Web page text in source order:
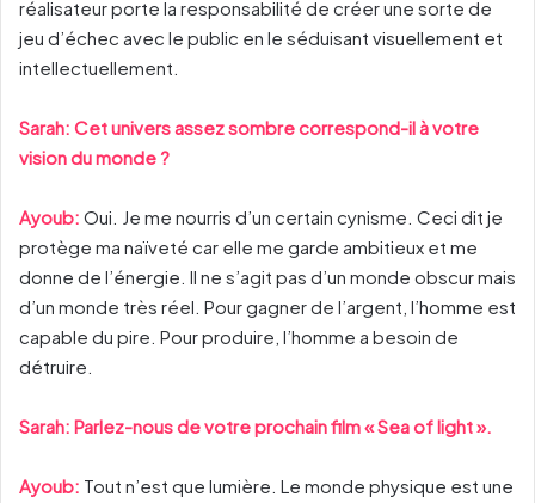
réalisateur porte la responsabilité de créer une sorte de
jeu d’échec avec le public en le séduisant visuellement et
intellectuellement.
Sarah: Cet univers assez sombre correspond-il à votre
vision du monde ?
Ayoub: Oui. Je me nourris d’un certain cynisme. Ceci dit je
protège ma naïveté car elle me garde ambitieux et me
donne de l’énergie. Il ne s’agit pas d’un monde obscur mais
d’un monde très réel. Pour gagner de l’argent, l’homme est
capable du pire. Pour produire, l’homme a besoin de
détruire.
Sarah: Parlez-nous de votre prochain film « Sea of light ».
Ayoub: Tout n’est que lumière. Le monde physique est une